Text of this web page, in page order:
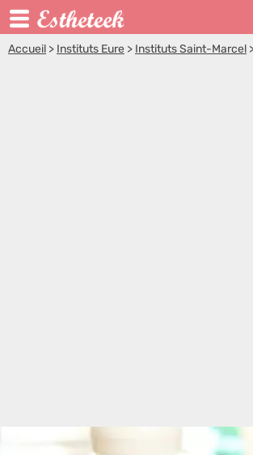
Accueil > Instituts Eure > Instituts Saint-Marcel